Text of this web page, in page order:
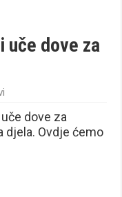
uče dove za
dove za
djela. Ovdje ćemo